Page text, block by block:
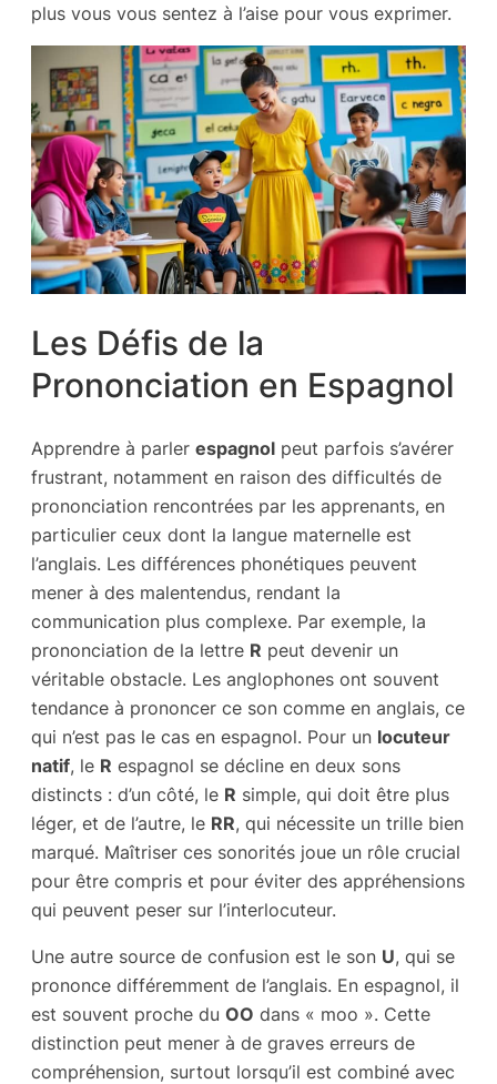
plus vous vous sentez à l’aise pour vous exprimer.
Les Défis de la
Prononciation en Espagnol
Apprendre à parler espagnol peut parfois s’avérer
frustrant, notamment en raison des difficultés de
prononciation rencontrées par les apprenants, en
particulier ceux dont la langue maternelle est
l’anglais. Les différences phonétiques peuvent
mener à des malentendus, rendant la
communication plus complexe. Par exemple, la
prononciation de la lettre R peut devenir un
véritable obstacle. Les anglophones ont souvent
tendance à prononcer ce son comme en anglais, ce
qui n’est pas le cas en espagnol. Pour un locuteur
natif, le R espagnol se décline en deux sons
distincts : d’un côté, le R simple, qui doit être plus
léger, et de l’autre, le RR, qui nécessite un trille bien
marqué. Maîtriser ces sonorités joue un rôle crucial
pour être compris et pour éviter des appréhensions
qui peuvent peser sur l’interlocuteur.
Une autre source de confusion est le son U, qui se
prononce différemment de l’anglais. En espagnol, il
est souvent proche du OO dans « moo ». Cette
distinction peut mener à de graves erreurs de
compréhension, surtout lorsqu’il est combiné avec